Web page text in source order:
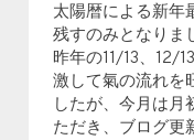
学を
太陽暦による新年
残すのみとなりま
昨年の11/13、12/
激して氣の流れを
したが、今月は月
ただき、ブログ更